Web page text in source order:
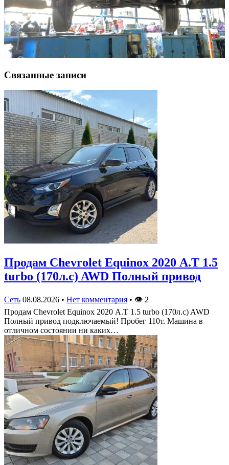
Связанные записи
Продам Chevrolet Equinox 2020 А.Т 1.5
turbo (170л.с) AWD Полный привод
Сеть 08.08.2026 • Нет комментария • 👁 2
Продам Chevrolet Equinox 2020 А.Т 1.5 turbo (170л.с) AWD
Полный привод подключаемый! Пробег 110т. Машина в
отличном состоянии ни каких…